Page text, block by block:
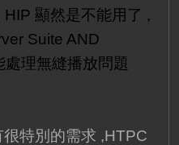
顯然是不能用了 ,
Suite AND
理無縫播放問題
特別的需求 ,HTPC